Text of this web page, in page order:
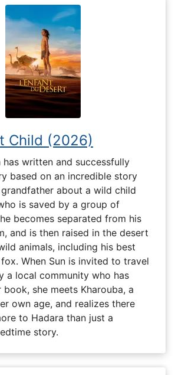
Child (2026)
has written and successfully
based on an incredible story
about a wild child
is saved by a group of
becomes separated from his
and is then raised in the desert
animals, including his best
When Sun is invited to travel
a local community who has
she meets Kharouba, a
own age, and realizes there
to Hadara than just a
story.